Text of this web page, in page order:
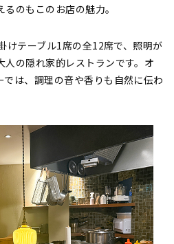
のもこのお店の魅力。
けテーブル1席の全12席で、照明が
人の隠れ家的レストランです。オ
は、調理の音や香りも自然に伝わ